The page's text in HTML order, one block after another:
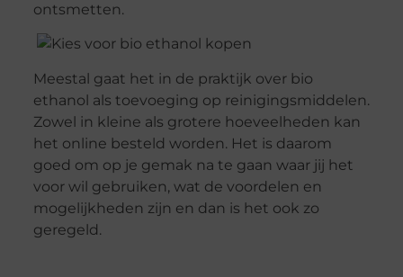
ontsmetten.
Meestal gaat het in de praktijk over bio
ethanol als toevoeging op reinigingsmiddelen.
Zowel in kleine als grotere hoeveelheden kan
het online besteld worden. Het is daarom
goed om op je gemak na te gaan waar jij het
voor wil gebruiken, wat de voordelen en
mogelijkheden zijn en dan is het ook zo
geregeld.